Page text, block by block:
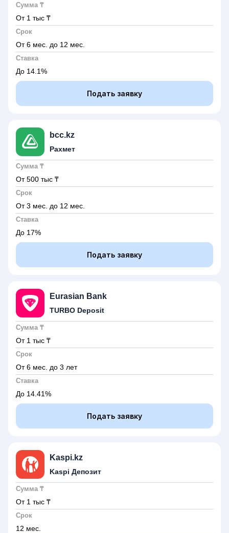
Сумма ₸
От 1 тыс ₸
Срок
От 6 мес. до 12 мес.
Ставка
До 14.1%
Подать заявку
bcc.kz
Рахмет
Сумма ₸
От 500 тыс ₸
Срок
От 3 мес. до 12 мес.
Ставка
До 17%
Подать заявку
Eurasian Bank
TURBO Deposit
Сумма ₸
От 1 тыс ₸
Срок
От 6 мес. до 3 лет
Ставка
До 14.41%
Подать заявку
Kaspi.kz
Kaspi Депозит
Сумма ₸
От 1 тыс ₸
Срок
12 мес.